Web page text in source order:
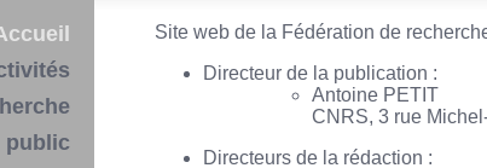
public
Site web de la Fédération de
Directeur de la publication :
Antoine PETIT
CNRS, 3 rue
Directeurs de la rédaction :